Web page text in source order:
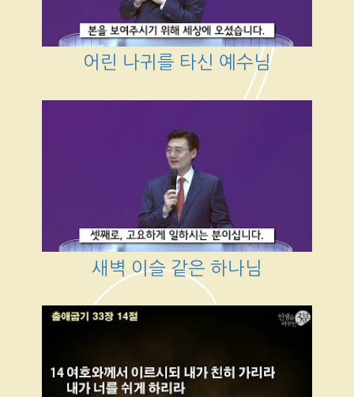
어린 나귀를 타신 예수님
새벽 이슬 같은 하나님